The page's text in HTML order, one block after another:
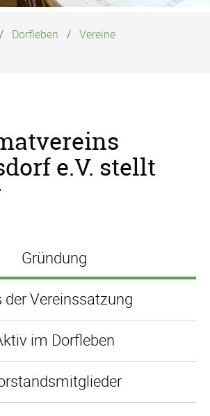
Dorfleben
Vereine
e.V. stellt
Gründung
der Vereinssatzung
im Dorfleben